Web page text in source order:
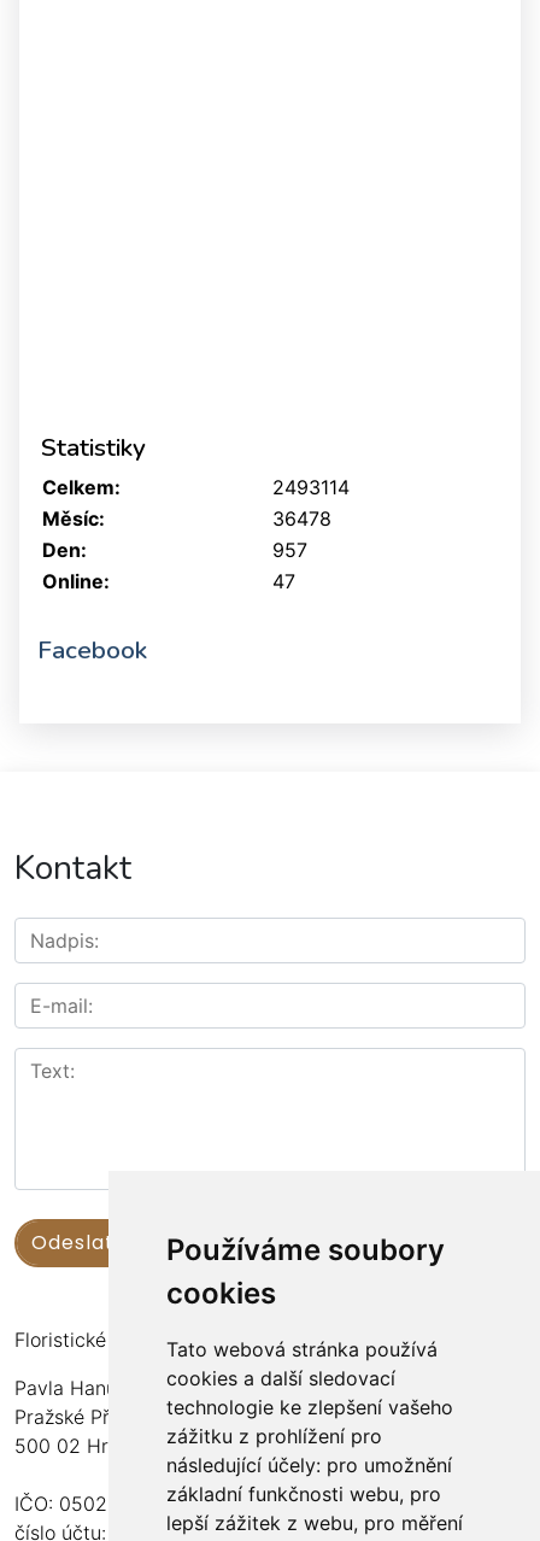
Používáme soubory
cookies
Tato webová stránka používá
cookies a další sledovací
technologie ke zlepšení vašeho
zážitku z prohlížení pro
následující účely: pro umožnění
základní funkčnosti webu, pro
lepší zážitek z webu, pro měření
Statistiky
Online: 47
Celkem:
2493114
Měsíc:
36478
Den:
957
Facebook
Kontakt
Floristické kurzy Violet - Bc. Veronika Němečková
Pavla Hanuše 252
Pražské Předměstí
500 02 Hradec Králové
IČO: 05024676
číslo účtu: 2600989157/2010